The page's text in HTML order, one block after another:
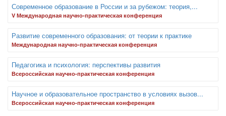
Современное образование в России и за рубежом: теория,...
V Международная научно-практическая конференция
Развитие современного образования: от теории к практике
Международная научно-практическая конференция
Педагогика и психология: перспективы развития
Всероссийская научно-практическая конференция
Научное и образовательное пространство в условиях вызов...
Всероссийская научно-практическая конференция